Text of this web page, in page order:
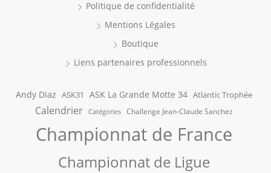
Politique de confidentialité
Mentions Légales
Boutique
Liens partenaires professionnels
Andy Diaz ASK31 ASK La Grande Motte 34 Atlantic Trophée
Calendrier Catégories Challenge Jean-Claude Sanchez
Championnat de France
Championnat de Ligue